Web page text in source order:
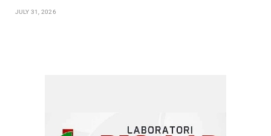
JULY 31, 2026